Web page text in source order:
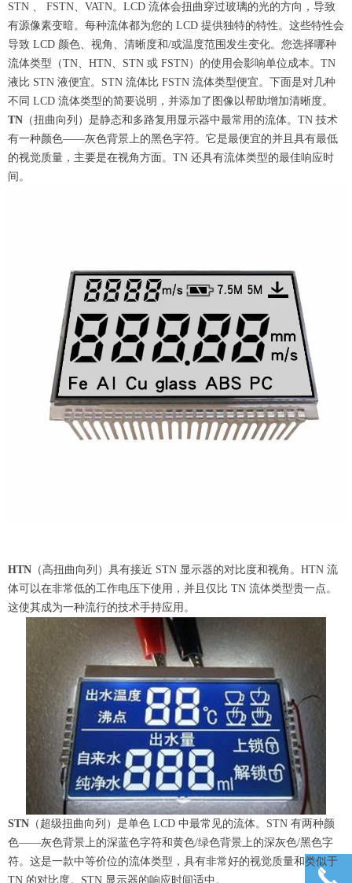
STN 、 FSTN、VATN。LCD 流体会扭曲穿过玻璃的光的方向，导致
有源像素变暗。每种流体都为您的 LCD 提供独特的特性。这些特性会
导致 LCD 颜色、视角、清晰度和/或温度范围发生变化。您选择哪种
流体类型（TN、HTN、STN 或 FSTN）的使用会影响单位成本。TN
液比 STN 液便宜。STN 流体比 FSTN 流体类型便宜。下面是对几种
不同 LCD 流体类型的简要说明，并添加了图像以帮助增加清晰度。
TN （扭曲向列）是静态和多路复用显示器中最常用的流体。TN 技术
有一种颜色——灰色背景上的黑色字符。它是最便宜的并且具有最低
的视觉质量，主要是在视角方面。TN 还具有流体类型的最佳响应时
间。
HTN （高扭曲向列）具有接近 STN 显示器的对比度和视角。HTN 流
体可以在非常低的工作电压下使用，并且仅比 TN 流体类型贵一点。
这使其成为一种流行的技术手持应用。
STN （超级扭曲向列）是单色 LCD 中最常见的流体。STN 有两种颜
色——灰色背景上的深蓝色字符和黄色/绿色背景上的深灰色/黑色字
符。这是一款中等价位的流体类型，具有非常好的视觉质量和类似于
TN 的对比度。STN 显示器的响应时间适中。
끅